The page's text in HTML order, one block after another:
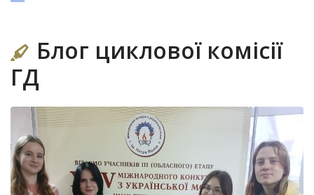
Блог циклової комісії
ГД